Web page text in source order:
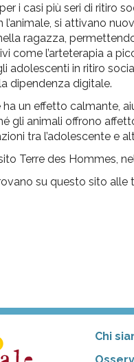
i casi più seri di ritiro
si attivano
ragazza,
come l’arteterapia a
adolescenti in ritiro
dipendenza digitale.
un effetto calmante,
gli animali offrono
tra l’adolescente e
Terre des Hommes,
su questo sito alle
Chi